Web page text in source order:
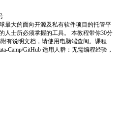
最大的面向开源及私有软件项目的托管平
人士所必须掌握的工具。 本教程带你30分
有说明文档，请使用电脑端查阅。课程
Camp/GitHub 适用人群：无需编程经验，